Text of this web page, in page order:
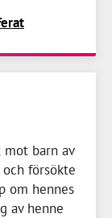
barn av
försökte
om hennes
av henne